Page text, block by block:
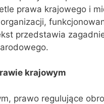
prawa krajowego i
przedstawia
krajowym
prawo regulujące